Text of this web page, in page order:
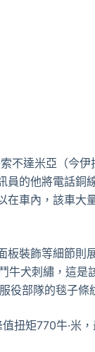
達米亞（今伊
的他將電話銅
在車內，該車大
裝飾等細節則
牛犬刺繡，這是
役部隊的毯子條
矩770牛·米